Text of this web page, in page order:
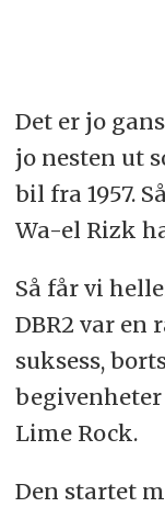
Det er jo
jo nesten ut
bil fra 1957.
Wa-el Rizk
Så får vi
DBR2 var en
suksess,
begivenheter
Lime Rock.
Den startet